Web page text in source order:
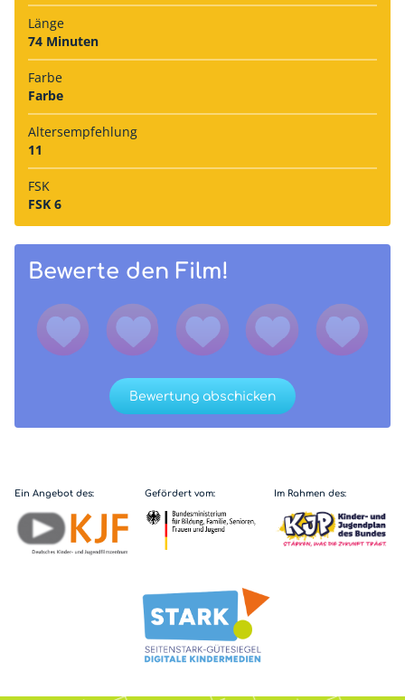
Länge
74 Minuten
Farbe
Farbe
Alters­empfehlung
11
FSK
FSK 6
Bewerte den Film!
Bewertung abschicken
Ein Angebot des: Gefördert vom: Im Rahmen des: